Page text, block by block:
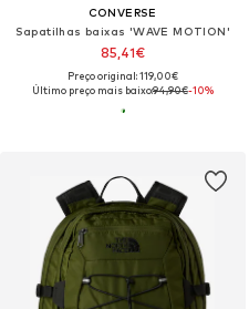
CONVERSE
Sapatilhas baixas 'WAVE MOTION'
85,41€
Preço original: 119,00€
Último preço mais baixo:94,90€-10%